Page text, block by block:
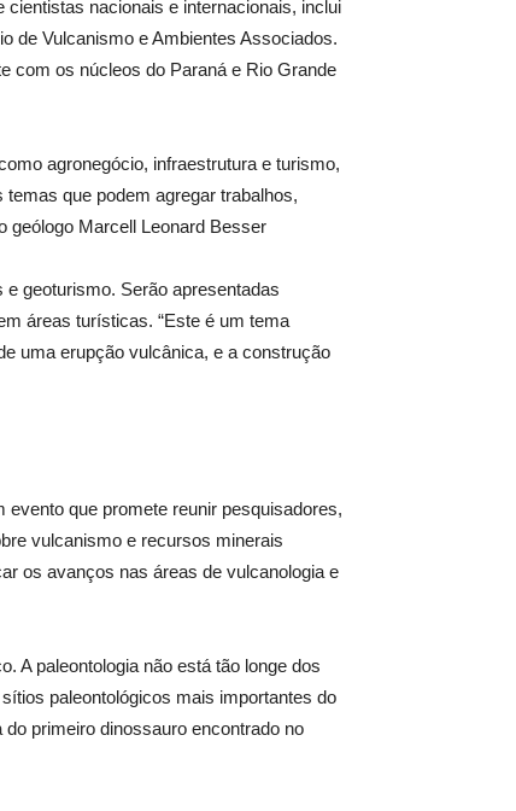
nacionais e internacionais, inclui
de Vulcanismo e Ambientes Associados.
com os núcleos do Paraná e Rio Grande
agronegócio, infraestrutura e turismo,
que podem agregar trabalhos,
geólogo Marcell Leonard Besser
geoturismo. Serão apresentadas
áreas turísticas. “Este é um tema
uma erupção vulcânica, e a construção
evento que promete reunir pesquisadores,
vulcanismo e recursos minerais
os avanços nas áreas de vulcanologia e
A paleontologia não está tão longe dos
paleontológicos mais importantes do
primeiro dinossauro encontrado no